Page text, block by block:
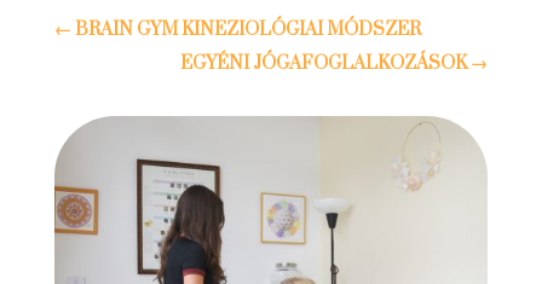
← BRAIN GYM KINEZIOLÓGIAI MÓDSZER
EGYÉNI JÓGAFOGLALKOZÁSOK→